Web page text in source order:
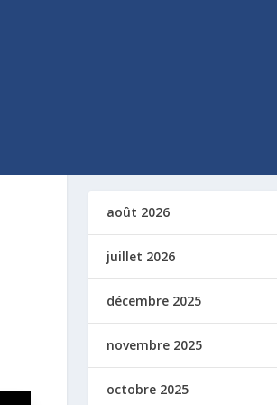
août 2026
juillet 2026
décembre 2025
novembre 2025
octobre 2025